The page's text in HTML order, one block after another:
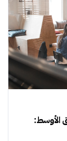
الأوسط: